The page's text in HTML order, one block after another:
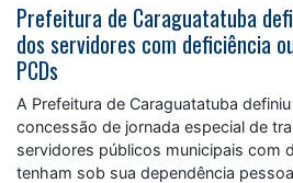
Prefeitura de Caraguatatuba
dos servidores com deficiência
PCDs
A Prefeitura de Caraguatatuba
concessão de jornada especial de
servidores públicos municipais com
tenham sob sua dependência